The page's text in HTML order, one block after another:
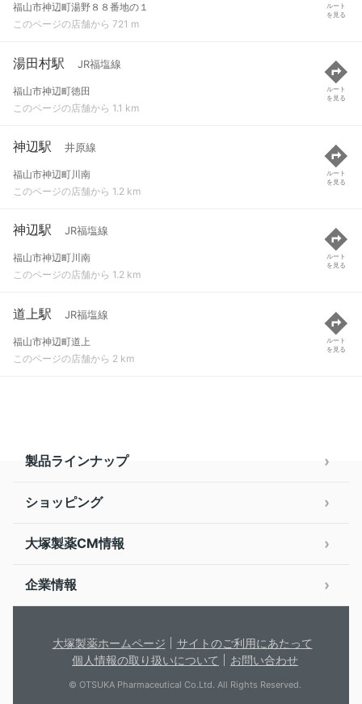
福山市神辺町湯野８８番地の１
このページの店舗から 721 m
ルート
を見る
湯田村駅 JR福塩線
福山市神辺町徳田
このページの店舗から 1.1 km
ルート
を見る
神辺駅 井原線
福山市神辺町川南
このページの店舗から 1.2 km
ルート
を見る
神辺駅 JR福塩線
福山市神辺町川南
このページの店舗から 1.2 km
ルート
を見る
道上駅 JR福塩線
福山市神辺町道上
このページの店舗から 2 km
ルート
を見る
製品ラインナップ
ショッピング
大塚製薬CM情報
企業情報
大塚製薬ホームページ
サイトのご利用にあたって
個人情報の取り扱いについて
お問い合わせ
© OTSUKA Pharmaceutical Co.Ltd. All Rights Reserved.